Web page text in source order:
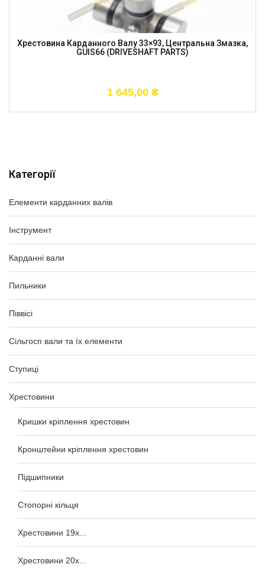
Категорії
Елементи карданних валів
Інструмент
Карданні вали
Пильники
Піввісі
Сільгосп вали та їх елементи
Ступиці
Хрестовини
Кришки кріплення хрестовин
Кронштейни кріплення хрестовин
Підшипники
Стопорні кільця
Хрестовини 19x...
Хрестовини 20x...
Хрестовина Карданного Валу 33×93, Центральна Змазка,
GUIS66 (DRIVESHAFT PARTS)
1 645,00 ₴